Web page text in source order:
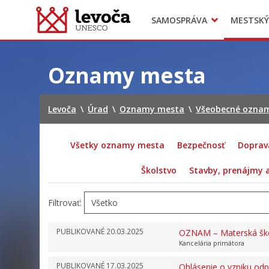
SAMOSPRÁVA
Dokumenty mesta
Projekty
Doprava
Oznamy mesta
Levoča \ Úrad \ Oznamy mesta \ Všeobecné
Všetky oznamy mesta Bezpečnosť
Školstvo Stavby, prenájmy
Filtrovať:
PUBLIKOVANÉ 20.03.2025 OZNAM – Materská
Kancelária primátora
PUBLIKOVANÉ 17.03.2025